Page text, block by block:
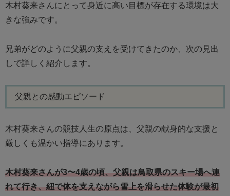
木村葵来さんにとって身近に高い目標が存在する環境は大
きな強みです。
兄弟がどのように父親の支えを受けてきたのか、次の見出
しで詳しく紹介します。
父親との感動エピソード
木村葵来さんの競技人生の原点は、父親の献身的な支援と
厳しくも温かい指導にあります。
木村葵来さんが3〜4歳の頃、父親は鳥取県のスキー場へ連
れて行き、紐で体を支えながら雪上を滑らせた体験が最初